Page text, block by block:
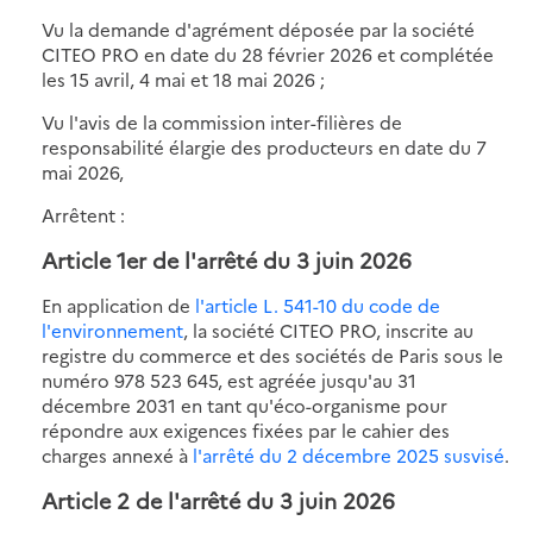
Vu la demande d'agrément déposée par la société
CITEO PRO en date du 28 février 2026 et complétée
les 15 avril, 4 mai et 18 mai 2026 ;
Vu l'avis de la commission inter-filières de
responsabilité élargie des producteurs en date du 7
mai 2026,
Arrêtent :
Article 1er de l'arrêté du 3 juin 2026
En application de l'article L. 541-10 du code de
l'environnement, la société CITEO PRO, inscrite au
registre du commerce et des sociétés de Paris sous le
numéro 978 523 645, est agréée jusqu'au 31
décembre 2031 en tant qu'éco-organisme pour
répondre aux exigences fixées par le cahier des
charges annexé à l'arrêté du 2 décembre 2025 susvisé.
Article 2 de l'arrêté du 3 juin 2026